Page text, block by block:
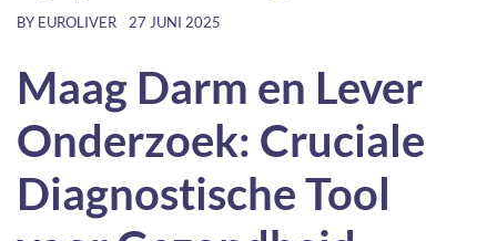
BY EUROLIVER 27 JUNI 2025
Maag Darm en Lever
Onderzoek: Cruciale
Diagnostische Tool